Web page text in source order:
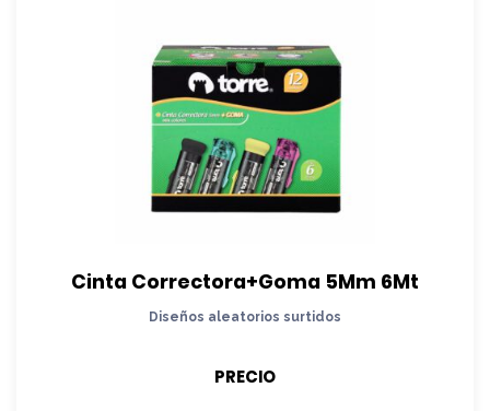
Cinta Correctora+Goma 5Mm 6Mt
Diseños aleatorios surtidos
PRECIO